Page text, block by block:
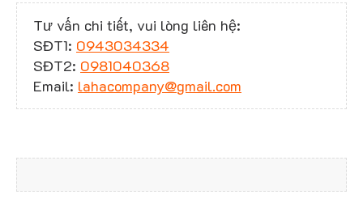
Tư vấn chi tiết, vui lòng liên hệ:
SĐT1: 0943034334
SĐT2: 0981040368
Email: lahacompany@gmail.com